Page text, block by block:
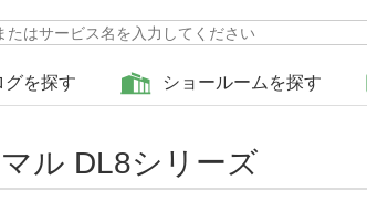
グを探す ショールームを探す
ル DL8シリーズ